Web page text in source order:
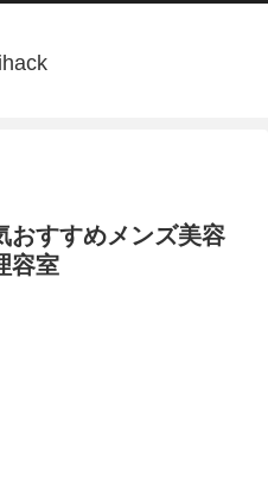
おすすめメンズ美容
容室